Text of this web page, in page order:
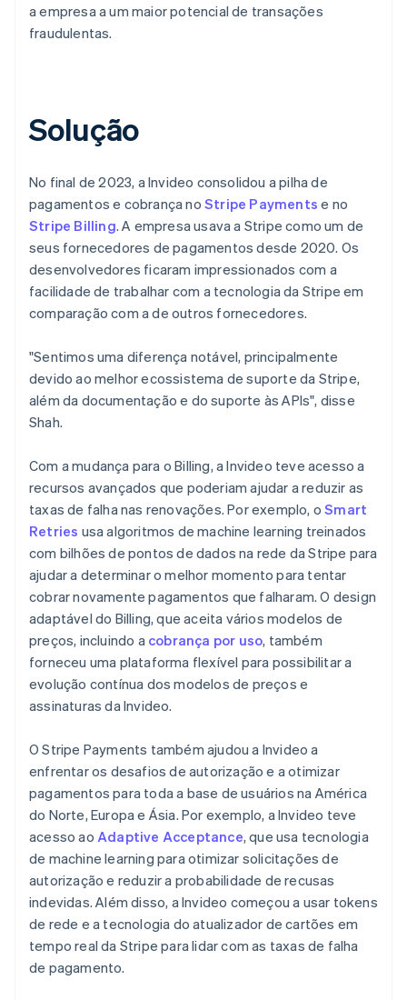
a empresa a um maior potencial de transações
fraudulentas.
Solução
No final de 2023, a Invideo consolidou a pilha de
pagamentos e cobrança no Stripe Payments e no
Stripe Billing. A empresa usava a Stripe como um de
seus fornecedores de pagamentos desde 2020. Os
desenvolvedores ficaram impressionados com a
facilidade de trabalhar com a tecnologia da Stripe em
comparação com a de outros fornecedores.
"Sentimos uma diferença notável, principalmente
devido ao melhor ecossistema de suporte da Stripe,
além da documentação e do suporte às APIs", disse
Shah.
Com a mudança para o Billing, a Invideo teve acesso a
recursos avançados que poderiam ajudar a reduzir as
taxas de falha nas renovações. Por exemplo, oSmart
Retries usa algoritmos de machine learning treinados
com bilhões de pontos de dados na rede da Stripe para
ajudar a determinar o melhor momento para tentar
cobrar novamente pagamentos que falharam. O design
adaptável do Billing, que aceita vários modelos de
preços, incluindo a cobrança por uso, também
forneceu uma plataforma flexível para possibilitar a
evolução contínua dos modelos de preços e
assinaturas da Invideo.
O Stripe Payments também ajudou a Invideo a
enfrentar os desafios de autorização e a otimizar
pagamentos para toda a base de usuários na América
do Norte, Europa e Ásia. Por exemplo, a Invideo teve
acesso ao Adaptive Acceptance, que usa tecnologia
de machine learning para otimizar solicitações de
autorização e reduzir a probabilidade de recusas
indevidas. Além disso, a Invideo começou a usar tokens
de rede e a tecnologia do atualizador de cartões em
tempo real da Stripe para lidar com as taxas de falha
de pagamento.